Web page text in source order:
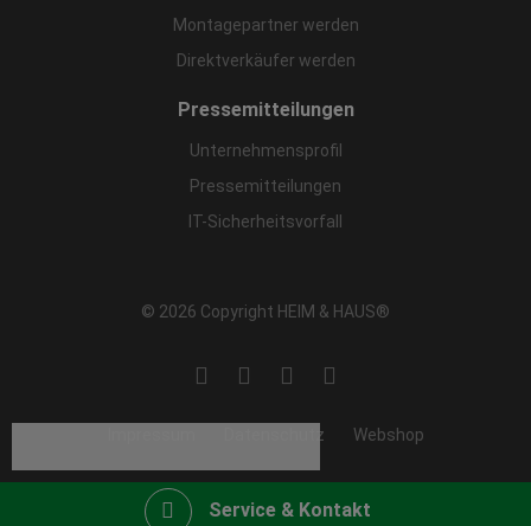
Service & Kontakt
Montagepartner werden
Direktverkäufer werden
Pressemitteilungen
Unternehmensprofil
Pressemitteilungen
IT-Sicherheitsvorfall
© 2026 Copyright HEIM & HAUS®
Datenschutz Webshop